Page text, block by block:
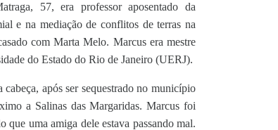
57, era professor aposentado da
e na mediação de conflitos de terras na
com Marta Melo. Marcus era mestre
do Estado do Rio de Janeiro (UERJ).
após ser sequestrado no município
a Salinas das Margaridas. Marcus foi
que uma amiga dele estava passando mal.